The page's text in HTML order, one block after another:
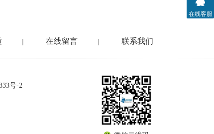
| 在线留言 | 联系我们
号-2
在线客服